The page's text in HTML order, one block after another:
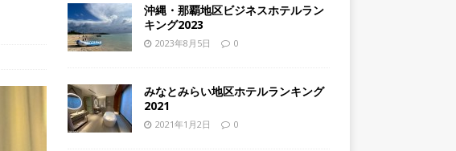
沖縄・那覇地区ビジネスホテルラン
キング2023
2023年8月5日 0
みなとみらい地区ホテルランキング
2021
2021年1月2日 0